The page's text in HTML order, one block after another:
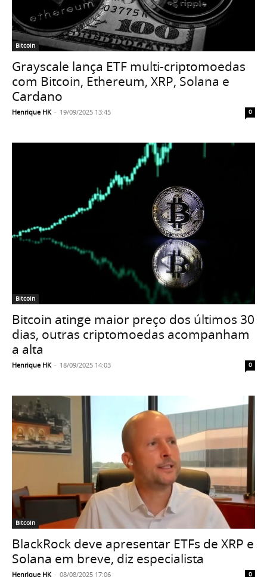
Bitcoin
Grayscale lança ETF multi-criptomoedas
com Bitcoin, Ethereum, XRP, Solana e
Cardano
Henrique HK - 19/09/2025 13:45 0
Bitcoin
Bitcoin atinge maior preço dos últimos 30
dias, outras criptomoedas acompanham
a alta
Henrique HK - 18/09/2025 14:03 0
Bitcoin
BlackRock deve apresentar ETFs de XRP e
Solana em breve, diz especialista
Henrique HK - 08/08/2025 17:06 0